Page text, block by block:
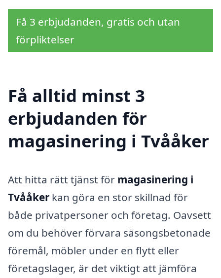
Få 3 erbjudanden, gratis och utan
förpliktelser
Få alltid minst 3
erbjudanden för
magasinering i Tvååker
Att hitta rätt tjänst för magasinering i
Tvååker kan göra en stor skillnad för
både privatpersoner och företag. Oavsett
om du behöver förvara säsongsbetonade
föremål, möbler under en flytt eller
företagslager, är det viktigt att jämföra